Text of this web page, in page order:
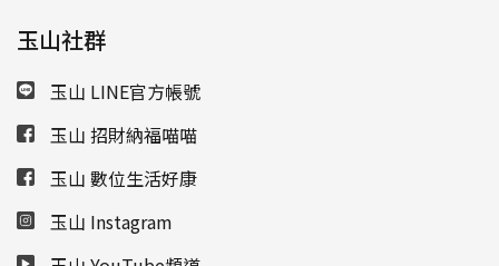
玉山社群
玉山 LINE官方帳號
玉山 招財納福喵喵
玉山 數位生活好康
玉山 Instagram